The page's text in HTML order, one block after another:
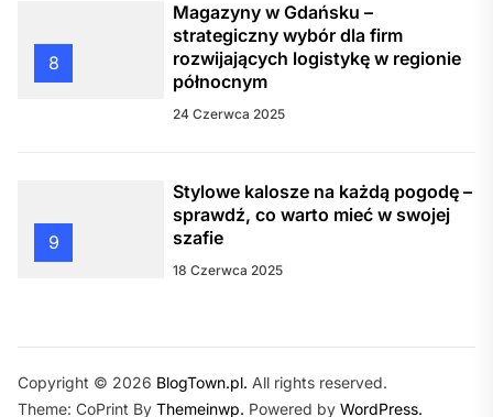
8
Magazyny w Gdańsku –
strategiczny wybór dla firm
rozwijających logistykę w regionie
północnym
24 Czerwca 2025
9
Stylowe kalosze na każdą pogodę –
sprawdź, co warto mieć w swojej
szafie
18 Czerwca 2025
Copyright © 2026 BlogTown.pl. All rights reserved.
Theme: CoPrint By Themeinwp. Powered by WordPress.